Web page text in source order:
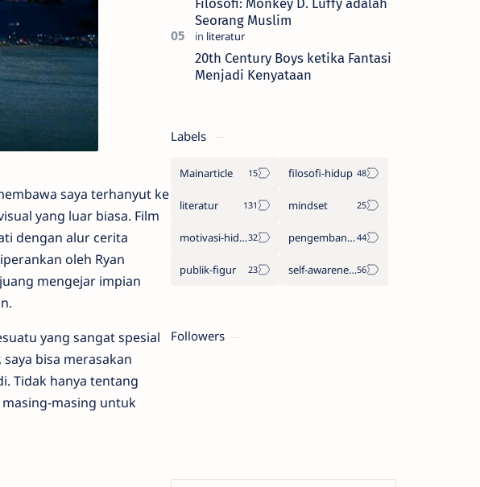
saya terhanyut ke
yang luar biasa. Film
dengan alur cerita
oleh Ryan
mengejar impian
yang sangat spesial
bisa merasakan
Tidak hanya tentang
masing untuk
Filosofi: Monkey D. Luffy adalah
Seorang Muslim
20th Century Boys ketika Fantasi
Menjadi Kenyataan
Labels
Mainarticle filosofi-hidup
literatur mindset
motivasi-hidup pengembangan-diri
publik-figur self-awareness
Followers